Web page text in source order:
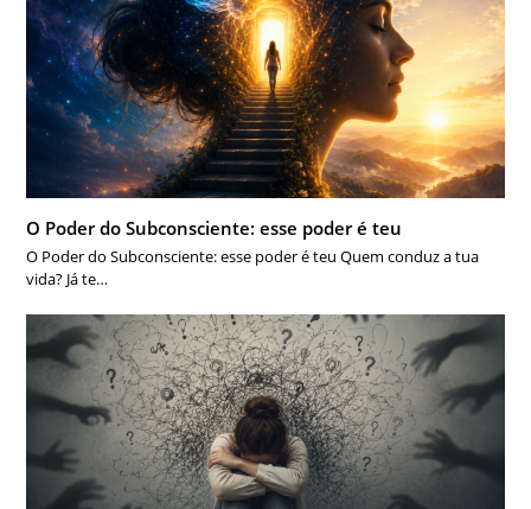
O Poder do Subconsciente: esse poder é teu
O Poder do Subconsciente: esse poder é teu Quem conduz a tua
vida? Já te…